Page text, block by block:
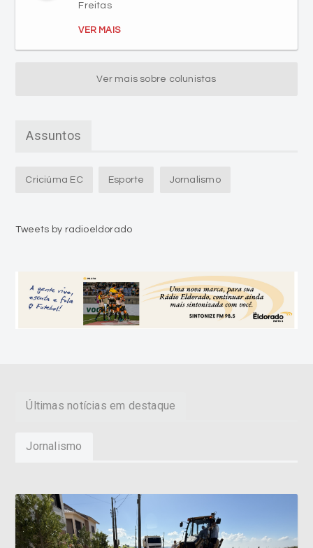
Freitas
VER MAIS
Ver mais sobre colunistas
Assuntos
Criciúma EC Esporte Jornalismo
Tweets by radioeldorado
Últimas notícias em destaque
Jornalismo